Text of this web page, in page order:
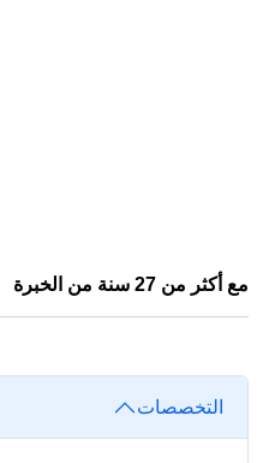
مع أكثر من 27 سنة من الخبرة
التخصصات